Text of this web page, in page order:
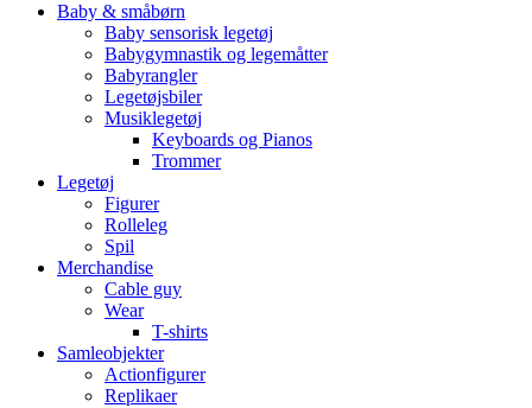
Baby & småbørn
Baby sensorisk legetøj
Babygymnastik og legemåtter
Babyrangler
Legetøjsbiler
Musiklegetøj
Keyboards og Pianos
Trommer
Legetøj
Figurer
Rolleleg
Spil
Merchandise
Cable guy
Wear
T-shirts
Samleobjekter
Actionfigurer
Replikaer